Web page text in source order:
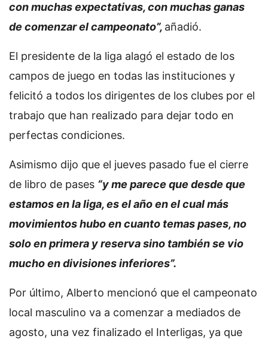
con muchas expectativas, con muchas ganas
de comenzar el campeonato”, añadió.
El presidente de la liga alagó el estado de los
campos de juego en todas las instituciones y
felicitó a todos los dirigentes de los clubes por el
trabajo que han realizado para dejar todo en
perfectas condiciones.
Asimismo dijo que el jueves pasado fue el cierre
de libro de pases “y me parece que desde que
estamos en la liga, es el año en el cual más
movimientos hubo en cuanto temas pases, no
solo en primera y reserva sino también se vio
mucho en divisiones inferiores”.
Por último, Alberto mencionó que el campeonato
local masculino va a comenzar a mediados de
agosto, una vez finalizado el Interligas, ya que